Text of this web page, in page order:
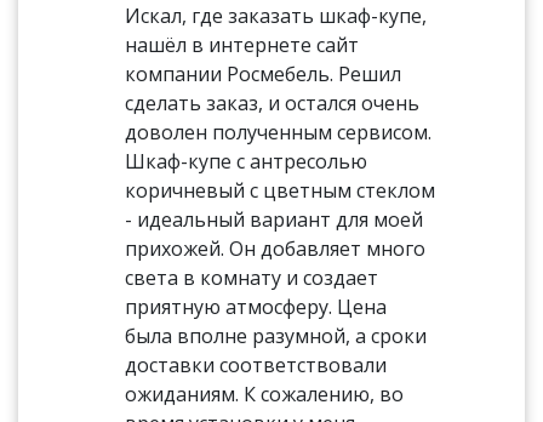
Искал, где заказать шкаф-купе,
нашёл в интернете сайт
компании Росмебель. Решил
сделать заказ, и остался очень
доволен полученным сервисом.
Шкаф-купе с антресолью
коричневый с цветным стеклом
- идеальный вариант для моей
прихожей. Он добавляет много
света в комнату и создает
приятную атмосферу. Цена
была вполне разумной, а сроки
доставки соответствовали
ожиданиям. К сожалению, во